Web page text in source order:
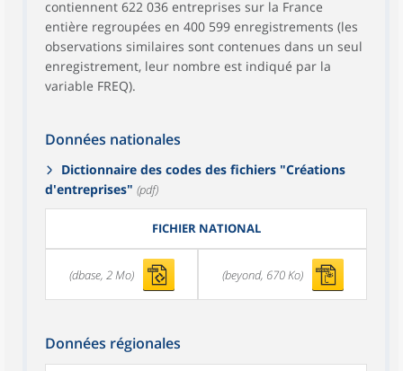
contiennent 622 036 entreprises sur la France
entière regroupées en 400 599 enregistrements (les
observations similaires sont contenues dans un seul
enregistrement, leur nombre est indiqué par la
variable FREQ).
Données nationales
Dictionnaire des codes des fichiers "Créations
d'entreprises" (pdf)
FICHIER NATIONAL
(dbase, 2 Mo) (beyond, 670 Ko)
Données régionales